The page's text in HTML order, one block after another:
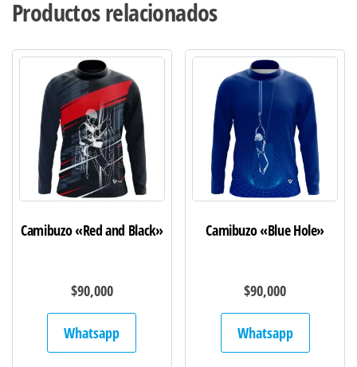
Productos relacionados
Camibuzo «Red and Black»
$90,000
Whatsapp
Camibuzo «Blue Hole»
$90,000
Whatsapp